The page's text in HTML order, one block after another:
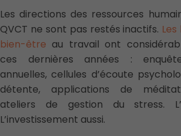
Les directions des ressources
QVCT ne sont pas restés inactifs.
bien-être au travail ont
ces dernières années :
annuelles, cellules d’écoute
détente, applications de
ateliers de gestion du stress.
L’investissement aussi.